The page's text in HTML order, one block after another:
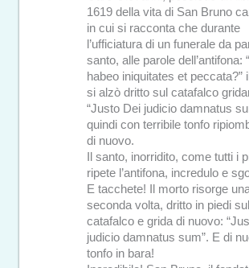
1619 della vita di San Bruno
in cui si racconta che durante
l’ufficiatura di un funerale da
santo, alle parole dell’antifona:
habeo iniquitates et peccata?”
si alzò dritto sul catafalco
“Justo Dei judicio damnatus
quindi con terribile tonfo
di nuovo.
Il santo, inorridito, come tutti i
ripete l’antifona, incredulo e
E tacchete! Il morto risorge
seconda volta, dritto in piedi sul
catafalco e grida di nuovo:
judicio damnatus sum”. E di
tonfo in bara!